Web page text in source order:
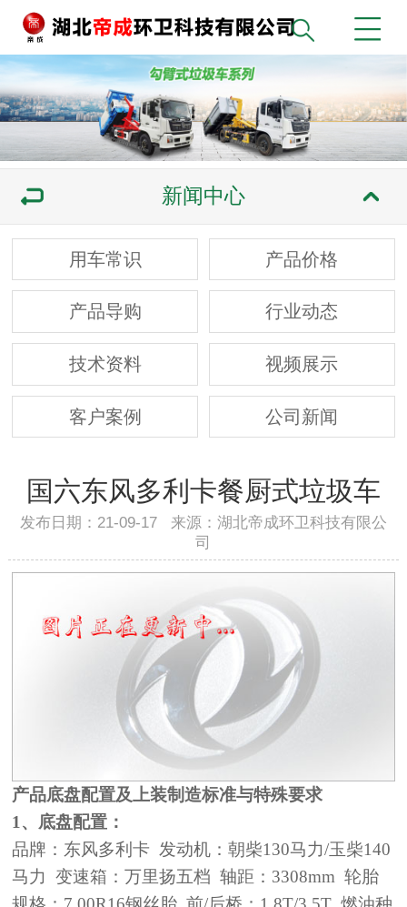
新闻中心
用车常识 产品价格
产品导购 行业动态
技术资料 视频展示
客户案例 公司新闻
国六东风多利卡餐厨式垃圾车
发布日期：21-09-17 来源：湖北帝成环卫科技有限公
司
产品底盘配置及上装制造标准与特殊要求
1、底盘配置：
品牌：东风多利卡 发动机：朝柴130马力/玉柴140
马力 变速箱：万里扬五档 轴距：3308mm 轮胎